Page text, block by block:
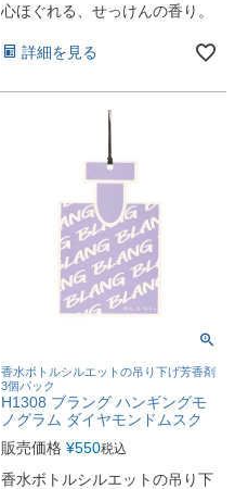
心ほぐれる、せっけんの香り。
詳細を見る
香水ボトルシルエットの吊り下げ芳香剤
3個パック
H1308 ブラング ハンギングモ
ノグラム ダイヤモンドムスク
販売価格 ¥550税込
香水ボトルシルエットの吊り下